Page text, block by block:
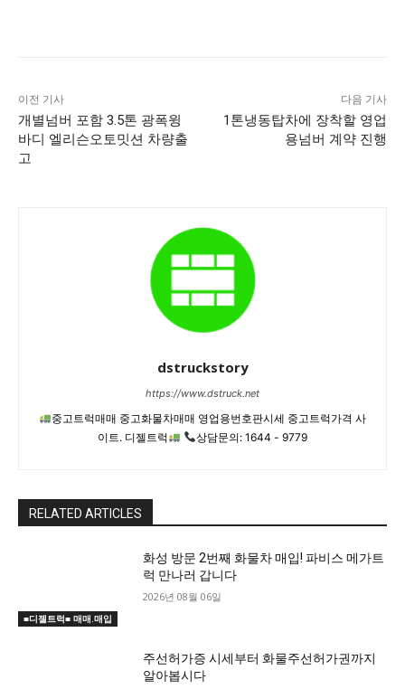
이전 기사
개별넘버 포함 3.5톤 광폭윙
바디 엘리슨오토밋션 차량출
고
다음 기사
1톤냉동탑차에 장착할 영업
용넘버 계약 진행
dstruckstory
https://www.dstruck.net
중고트럭매매 중고화물차매매 영업용번호판시세 중고트럭가격 사
이트. 디젤트럭
상담문의: 1644 - 9779
RELATED ARTICLES
■디젤트럭■ 매매.매입
화성 방문 2번째 화물차 매입! 파비스 메가트
럭 만나러 갑니다
2026년 08월 06일
주선허가증 시세부터 화물주선허가권까지
알아봅시다